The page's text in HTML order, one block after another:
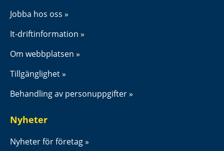
Jobba hos oss
It-driftinformation
Om webbplatsen
Tillgänglighet
Behandling av personuppgifter
Nyheter
Nyheter för företag